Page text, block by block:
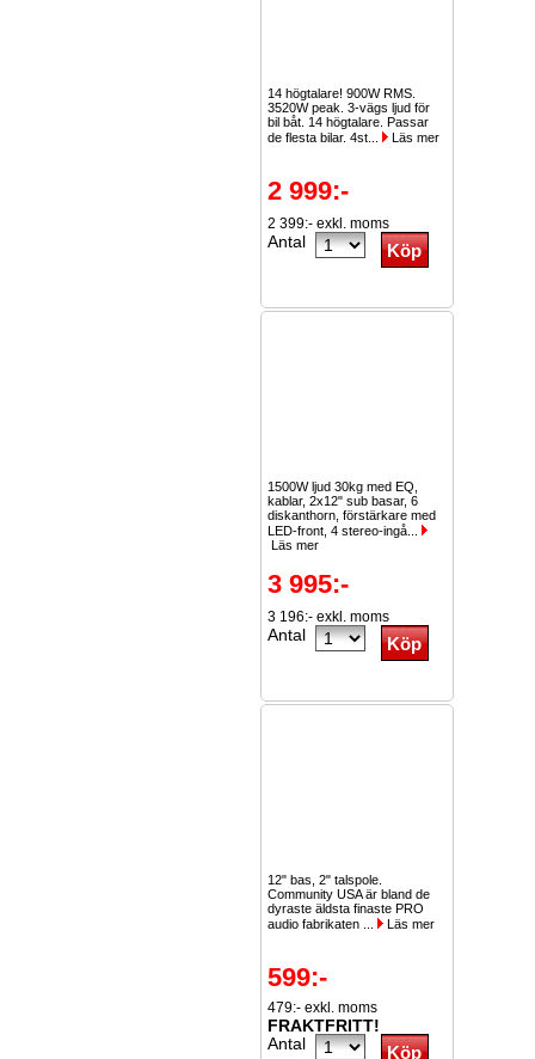
14 högtalare! 900W RMS.
3520W peak. 3-vägs ljud för
bil båt. 14 högtalare. Passar
de flesta bilar. 4st...
Läs mer
2 999:-
2 399:- exkl. moms
Antal
1500W ljud 30kg med EQ,
kablar, 2x12" sub basar, 6
diskanthorn, förstärkare med
LED-front, 4 stereo-ingå...
Läs mer
3 995:-
3 196:- exkl. moms
Antal
12" bas, 2" talspole.
Community USA är bland de
dyraste äldsta finaste PRO
audio fabrikaten ...
Läs mer
599:-
479:- exkl. moms
FRAKTFRITT!
Antal